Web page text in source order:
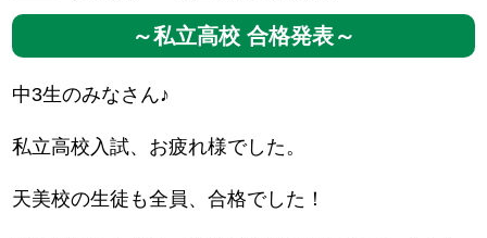
～私立高校 合格発表～
中3生のみなさん♪
私立高校入試、お疲れ様でした。
天美校の生徒も全員、合格でした！